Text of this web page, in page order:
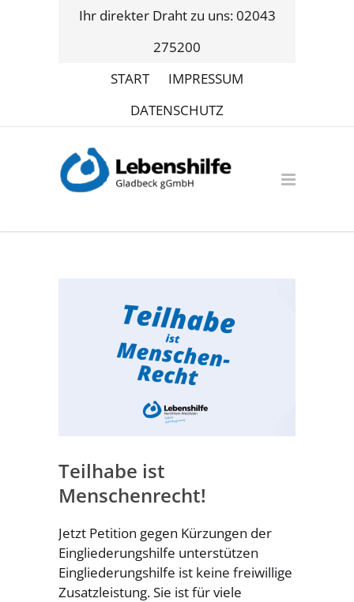
Ihr direkter Draht zu uns: 02043
275200
START
IMPRESSUM
DATENSCHUTZ
Teilhabe ist
Menschenrecht!
Jetzt Petition gegen Kürzungen der
Eingliederungshilfe unterstützen
Eingliederungshilfe ist keine freiwillige
Zusatzleistung. Sie ist für viele